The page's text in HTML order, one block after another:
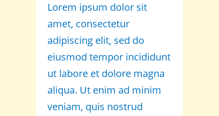
Lorem ipsum dolor sit
amet, consectetur
adipiscing elit, sed do
eiusmod tempor incididunt
ut labore et dolore magna
aliqua. Ut enim ad minim
veniam, quis nostrud